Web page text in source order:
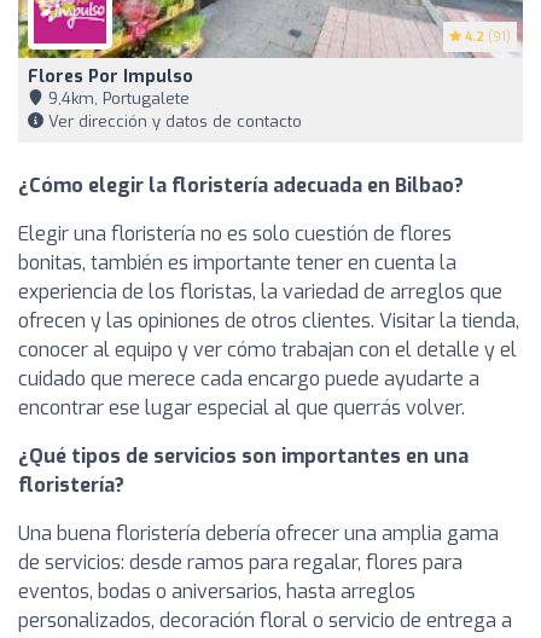
4.2 (91)
Flores Por Impulso
9,4km, Portugalete
Ver dirección y datos de contacto
¿Cómo elegir la floristería adecuada en Bilbao?
Elegir una floristería no es solo cuestión de flores
bonitas, también es importante tener en cuenta la
experiencia de los floristas, la variedad de arreglos que
ofrecen y las opiniones de otros clientes. Visitar la tienda,
conocer al equipo y ver cómo trabajan con el detalle y el
cuidado que merece cada encargo puede ayudarte a
encontrar ese lugar especial al que querrás volver.
¿Qué tipos de servicios son importantes en una
floristería?
Una buena floristería debería ofrecer una amplia gama
de servicios: desde ramos para regalar, flores para
eventos, bodas o aniversarios, hasta arreglos
personalizados, decoración floral o servicio de entrega a